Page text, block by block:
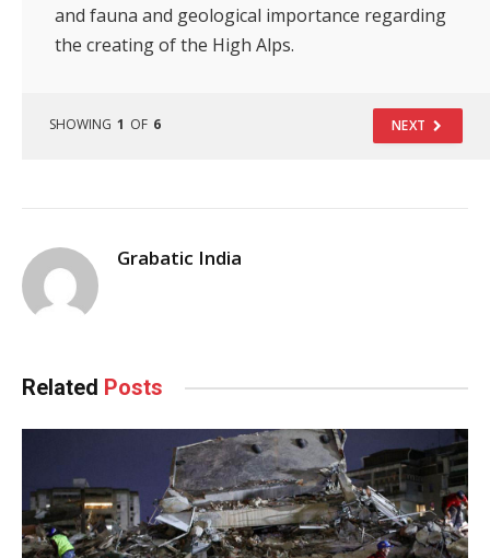
and fauna and geological importance regarding
the creating of the High Alps.
SHOWING 1 OF 6 NEXT
Grabatic India
Related Posts